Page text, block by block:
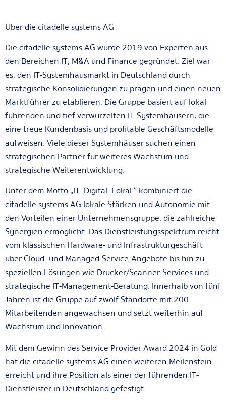
Über die citadelle systems AG
Die citadelle systems AG wurde 2019 von Experten aus
den Bereichen IT, M&A und Finance gegründet. Ziel war
es, den IT-Systemhausmarkt in Deutschland durch
strategische Konsolidierungen zu prägen und einen neuen
Marktführer zu etablieren. Die Gruppe basiert auf lokal
führenden und tief verwurzelten IT-Systemhäusern, die
eine treue Kundenbasis und profitable Geschäftsmodelle
aufweisen. Viele dieser Systemhäuser suchen einen
strategischen Partner für weiteres Wachstum und
strategische Weiterentwicklung.
Unter dem Motto „IT. Digital. Lokal.“ kombiniert die
citadelle systems AG lokale Stärken und Autonomie mit
den Vorteilen einer Unternehmensgruppe, die zahlreiche
Synergien ermöglicht. Das Dienstleistungsspektrum reicht
vom klassischen Hardware- und Infrastrukturgeschäft
über Cloud- und Managed-Service-Angebote bis hin zu
speziellen Lösungen wie Drucker/Scanner-Services und
strategische IT-Management-Beratung. Innerhalb von fünf
Jahren ist die Gruppe auf zwölf Standorte mit 200
Mitarbeitenden angewachsen und setzt weiterhin auf
Wachstum und Innovation.
Mit dem Gewinn des Service Provider Award 2024 in Gold
hat die citadelle systems AG einen weiteren Meilenstein
erreicht und ihre Position als einer der führenden IT-
Dienstleister in Deutschland gefestigt.